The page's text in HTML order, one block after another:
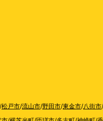
/松戸市/流山市/野田市/東金市/八街市/